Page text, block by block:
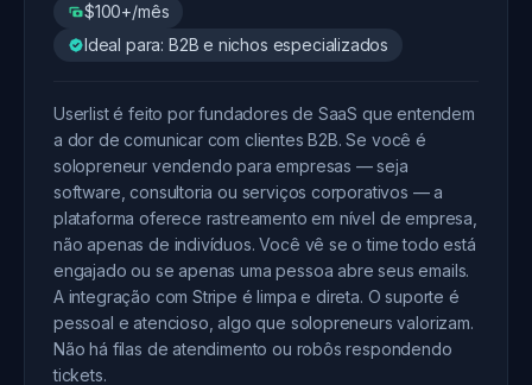
$100+/mês
Ideal para: B2B e nichos especializados
Userlist é feito por fundadores de SaaS que entendem
a dor de comunicar com clientes B2B. Se você é
solopreneur vendendo para empresas — seja
software, consultoria ou serviços corporativos — a
plataforma oferece rastreamento em nível de empresa,
não apenas de indivíduos. Você vê se o time todo está
engajado ou se apenas uma pessoa abre seus emails.
A integração com Stripe é limpa e direta. O suporte é
pessoal e atencioso, algo que solopreneurs valorizam.
Não há filas de atendimento ou robôs respondendo
tickets.